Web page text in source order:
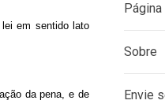
em sentido lato
da pena, e de